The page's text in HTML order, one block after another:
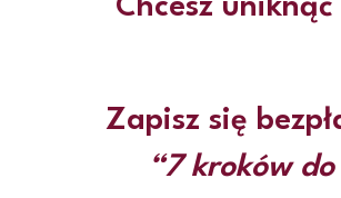
Chcesz
Zapisz się
“7 kroków